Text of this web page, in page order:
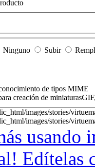
Ninguno Subir
de tipos MIME
creación de
images/stories/
images/stories/